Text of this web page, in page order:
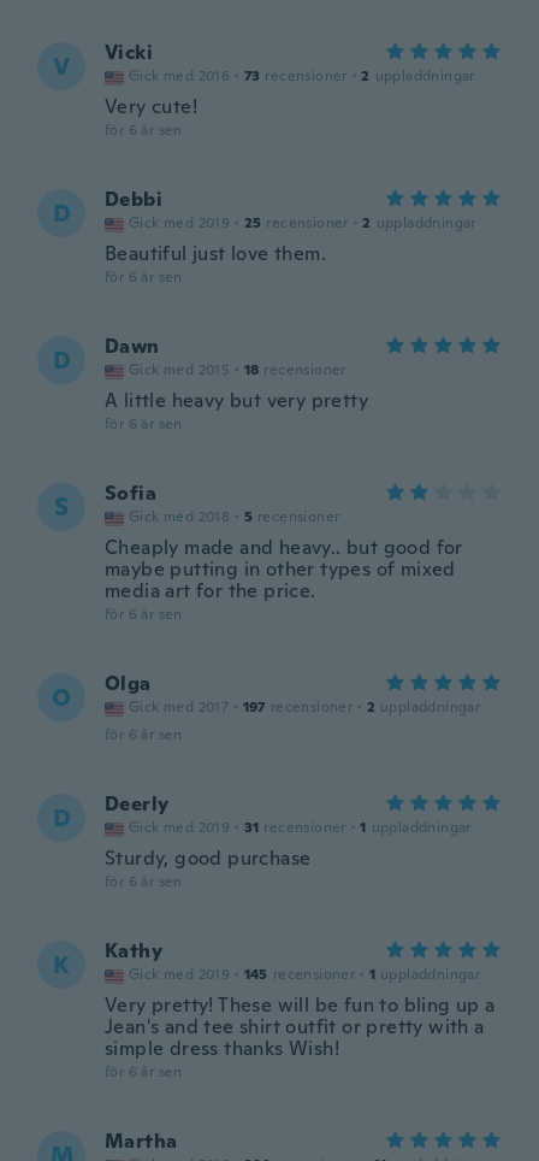
V Vicki
Gick med 2016 · 73 recensioner · 2 uppladdningar
Very cute!
för 6 år sen
D Debbi
Gick med 2019 · 25 recensioner · 2 uppladdningar
Beautiful just love them.
för 6 år sen
D Dawn
Gick med 2015 · 18 recensioner
A little heavy but very pretty
för 6 år sen
S Sofia
Gick med 2018 · 5 recensioner
Cheaply made and heavy.. but good for
maybe putting in other types of mixed
media art for the price.
för 6 år sen
O Olga
Gick med 2017 · 197 recensioner · 2 uppladdningar
för 6 år sen
D Deerly
Gick med 2019 · 31 recensioner · 1 uppladdningar
Sturdy, good purchase
för 6 år sen
K Kathy
Gick med 2019 · 145 recensioner · 1 uppladdningar
Very pretty! These will be fun to bling up a
Jean's and tee shirt outfit or pretty with a
simple dress thanks Wish!
för 6 år sen
Martha